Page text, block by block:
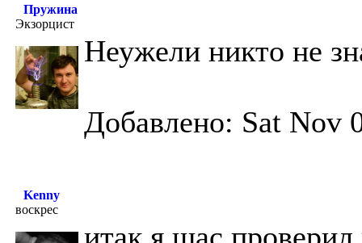
Пружина
Экзорцист
Неужели никто не
Добавлено: Sat Nov
Kenny
воскрес